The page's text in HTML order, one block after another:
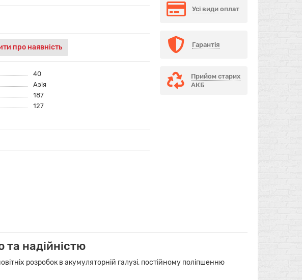
про наявність
40
Азія
187
127
Усі види оплат
Гарантія
Прийом старих
АКБ
надійністю
розробок в акумуляторній галузі, постійному поліпшенню